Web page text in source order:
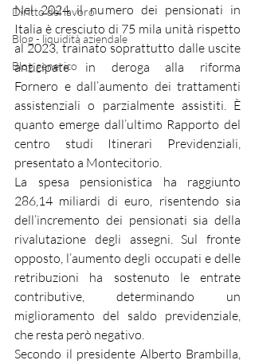
Diritto del lavoro
Blog - liquidità aziendale
Blog generico
Nel 2024 il numero dei pensionati in
Italia è cresciuto di 75 mila unità rispetto
al 2023, trainato soprattutto dalle uscite
anticipate in deroga alla riforma
Fornero e dall’aumento dei trattamenti
assistenziali o parzialmente assistiti. È
quanto emerge dall’ultimo Rapporto del
centro studi Itinerari Previdenziali,
presentato a Montecitorio.
La spesa pensionistica ha raggiunto
286,14 miliardi di euro, risentendo sia
dell’incremento dei pensionati sia della
rivalutazione degli assegni. Sul fronte
opposto, l’aumento degli occupati e delle
retribuzioni ha sostenuto le entrate
contributive, determinando un
miglioramento del saldo previdenziale,
che resta però negativo.
Secondo il presidente Alberto Brambilla,